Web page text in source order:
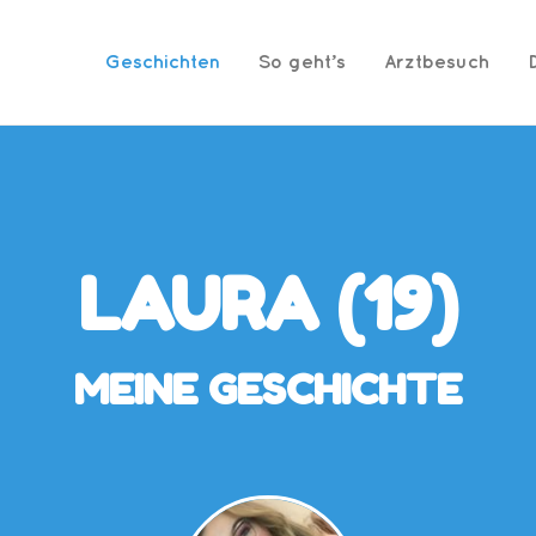
Geschichten So geht’s Arztbesuch
LAURA (19)
MEINE GESCHICHTE